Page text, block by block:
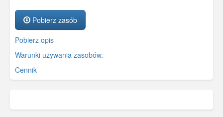
Pobierz zasób
Pobierz opis
Warunki używania zasobów.
Cennik